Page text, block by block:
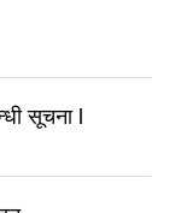
सूचना l